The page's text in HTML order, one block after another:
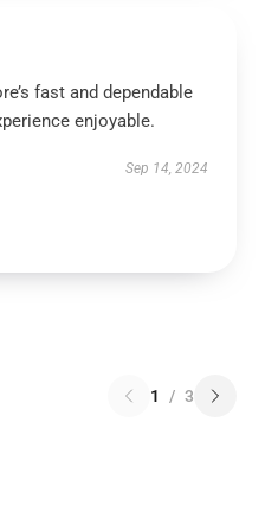
fast and dependable
enjoyable.
Sep 14, 2024
1 / 3